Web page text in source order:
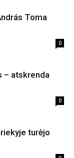
Toma
0
– atskrenda
0
turėjo